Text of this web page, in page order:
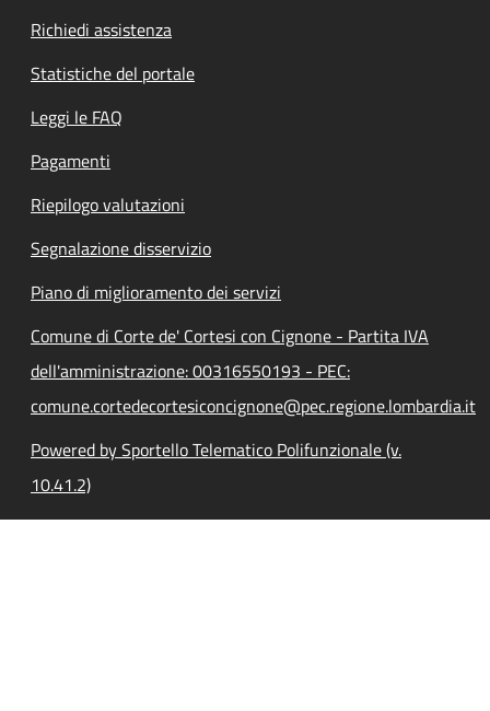
Richiedi assistenza
Statistiche del portale
Leggi le FAQ
Pagamenti
Riepilogo valutazioni
Segnalazione disservizio
Piano di miglioramento dei servizi
Comune di Corte de' Cortesi con Cignone - Partita IVA
dell'amministrazione: 00316550193 - PEC:
comune.cortedecortesiconcignone@pec.regione.lombardia.it
Powered by Sportello Telematico Polifunzionale (v.
10.41.2)